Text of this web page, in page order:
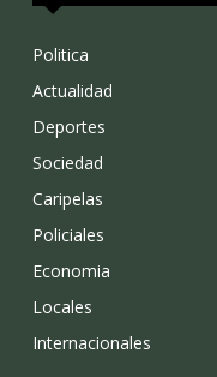
Politica
Actualidad
Deportes
Sociedad
Caripelas
Policiales
Economia
Locales
Internacionales